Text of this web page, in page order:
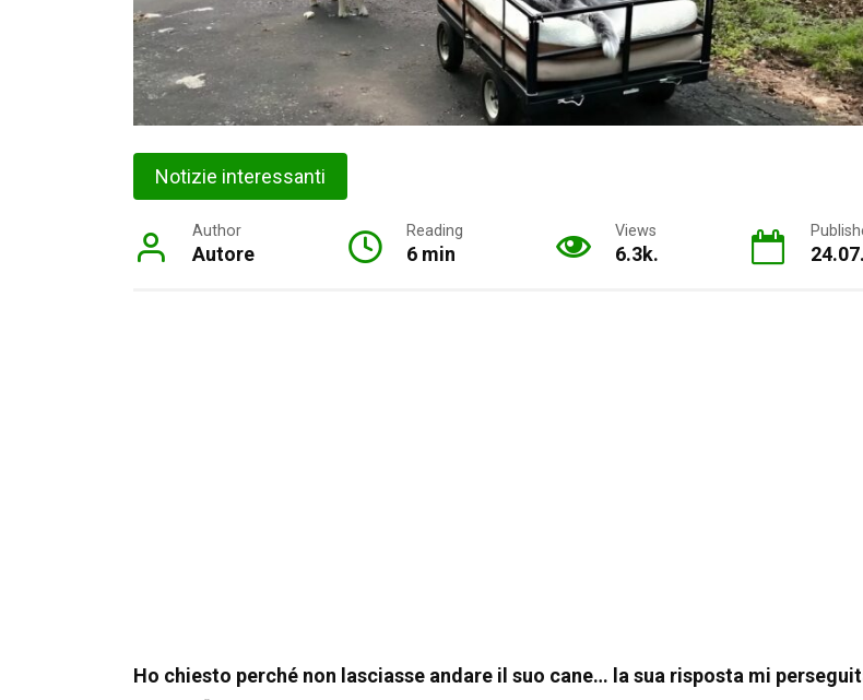
Notizie interessanti
Author
Autore
Reading
6 min
Views
6.3k.
Ho chiesto perché non lasciasse andare il suo cane… la sua risposta mi